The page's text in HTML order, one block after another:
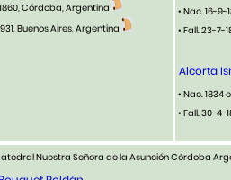
Córdoba, Argentina
Buenos Aires, Argentina
• Nac. 16-
• Fall. 23-
Alcorta
• Nac.
• Fall. 30-
Nuestra Señora de la Asunción Córdoba